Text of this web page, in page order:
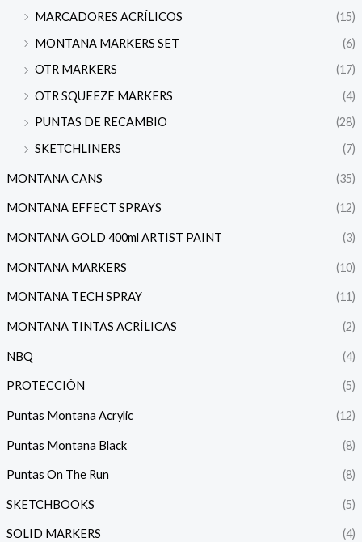
MARCADORES ACRÍLICOS
(15)
MONTANA MARKERS SET
(6)
OTR MARKERS
(17)
OTR SQUEEZE MARKERS
(4)
PUNTAS DE RECAMBIO
(28)
SKETCHLINERS
(7)
MONTANA CANS (35)
MONTANA EFFECT SPRAYS (12)
MONTANA GOLD 400ml ARTIST PAINT (3)
MONTANA MARKERS (10)
MONTANA TECH SPRAY (11)
MONTANA TINTAS ACRÍLICAS (2)
NBQ (4)
PROTECCIÓN (5)
Puntas Montana Acrylic (12)
Puntas Montana Black (8)
Puntas On The Run (8)
SKETCHBOOKS (5)
SOLID MARKERS (4)